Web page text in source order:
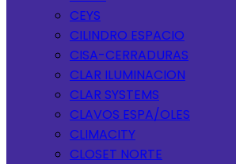
CEYS
CILINDRO ESPACIO
CISA-CERRADURAS
CLAR ILUMINACION
CLAR SYSTEMS
CLAVOS ESPA/OLES
CLIMACITY
CLOSET NORTE